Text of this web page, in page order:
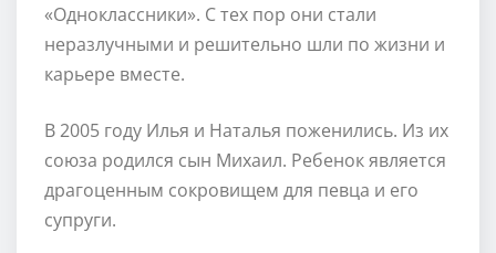
«Одноклассники». С тех пор они стали
неразлучными и решительно шли по жизни и
карьере вместе.
В 2005 году Илья и Наталья поженились. Из их
союза родился сын Михаил. Ребенок является
драгоценным сокровищем для певца и его
супруги.